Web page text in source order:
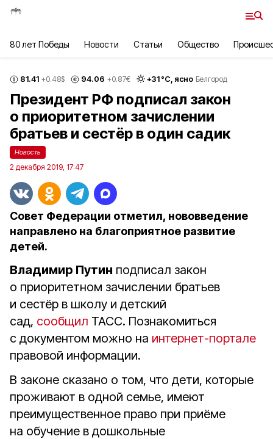
80 лет Победы Новости Статьи Общество
81.41 +0.48$ 94.06 +0.87€ +31°С, ясно Белгород
Президент РФ подписал закон
о приоритетном зачислении
братьев и сестёр в один садик
Новость
2 декабря 2019, 17:47
Совет Федерации отметил, нововведение
направлено на благоприятное развитие
детей.
Владимир Путин подписал закон
о приоритетном зачислении братьев
и сестёр в школу и детский
сад, сообщил ТАСС. Познакомиться
с документом можно на интернет-портале
правовой информации.
В законе сказано о том, что дети, которые
проживают в одной семье, имеют
преимущественное право при приёме
на обучение в дошкольные